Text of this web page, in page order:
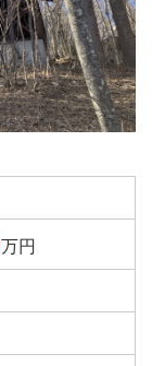
万円